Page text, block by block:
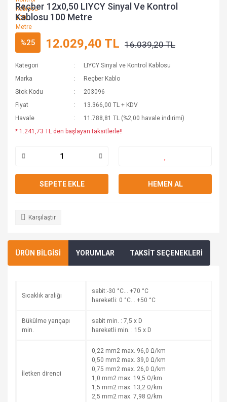
Reçber 12x0,50 LIYCY Sinyal Ve Kontrol
Kablosu 100 Metre
%25 12.029,40 TL 16.039,20 TL
Kategori
LIYCY Sinyal ve Kontrol Kablosu
Marka
Reçber Kablo
Stok Kodu
203096
Fiyat
13.366,00 TL + KDV
Havale
11.788,81 TL (%2,00 havale indirimi)
* 1.241,73 TL den başlayan taksitlerle!!
SEPETE EKLE HEMEN AL
Karşılaştır
ÜRÜN BİLGİSİ YORUMLAR TAKSİT SEÇENEKLERİ
Sıcaklık aralığı
sabit:-30 °C… +70 °C
hareketli: 0 °C… +50 °C
Bükülme yarıçapı
min.
sabit min. : 7,5 x D
hareketli min. : 15 x D
İletken direnci
0,22 mm2 max. 96,0 Ω/km
0,50 mm2 max. 39,0 Ω/km
0,75 mm2 max. 26,0 Ω/km
1,0 mm2 max. 19,5 Ω/km
1,5 mm2 max. 13,2 Ω/km
2,5 mm2 max. 7,98 Ω/km